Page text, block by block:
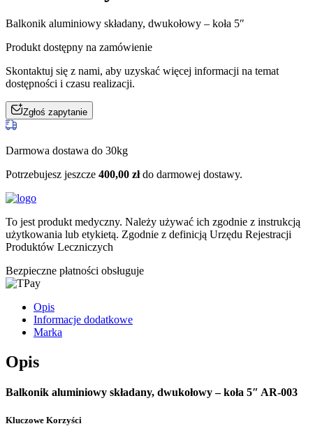
Balkonik aluminiowy składany, dwukołowy – koła 5″
Produkt dostępny na zamówienie
Skontaktuj się z nami, aby uzyskać więcej informacji na temat
dostępności i czasu realizacji.
Zgłoś zapytanie
Darmowa dostawa do 30kg
Potrzebujesz jeszcze 400,00 złdo darmowej dostawy.
To jest produkt medyczny. Należy używać ich zgodnie z instrukcją
użytkowania lub etykietą. Zgodnie z definicją Urzędu Rejestracji
Produktów Leczniczych
Bezpieczne płatności obsługuje
Opis
Informacje dodatkowe
Marka
Opis
Balkonik aluminiowy składany, dwukołowy – koła 5″ AR-003
Kluczowe Korzyści